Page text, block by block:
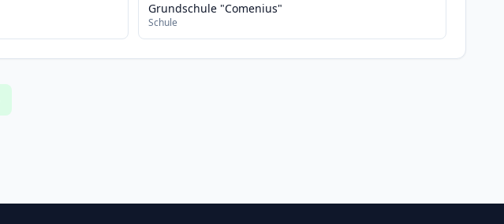
Grundschule "Comenius"
Schule